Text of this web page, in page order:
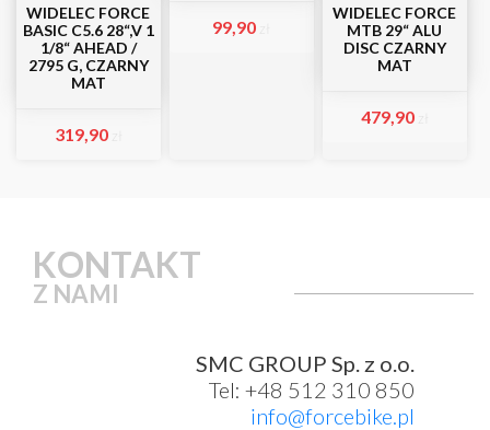
WIDELEC FORCE
BASIC C5.6 28“,V 1
1/8“ AHEAD /
2795 G, CZARNY
MAT
319,90
99,90
WIDELEC FORCE
MTB 29“ ALU
DISC CZARNY
MAT
479,90
KONTAKT
Z NAMI
SMC GROUP Sp. z o.o.
Tel: +48 512 310 850
info@forcebike.pl